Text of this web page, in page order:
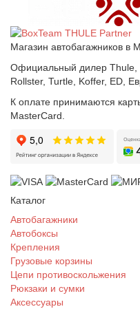
Магазин автобагажников в
Официальный дилер Thule,
Rollster, Turtle, Koffer, ED,
К оплате принимаются
MasterCard.
Каталог
Автобагажники
Автобоксы
Крепления
Грузовые корзины
Цепи противоскольжения
Рюкзаки и сумки
Аксессуары